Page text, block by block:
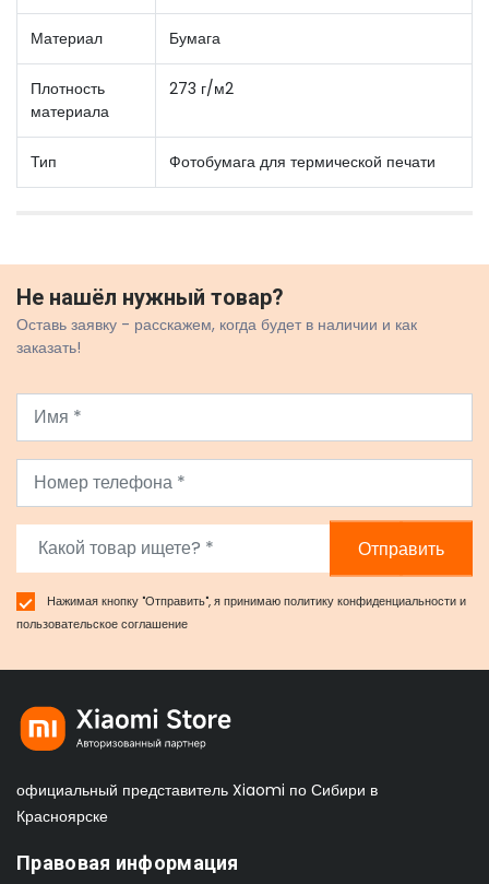
Материал Бумага
Плотность
материала
273 г/м2
Тип Фотобумага для термической печати
Не нашёл нужный товар?
Оставь заявку - расскажем, когда будет в наличии и как
заказать!
Отправить
Нажимая кнопку "Отправить", я принимаюполитику конфиденциальностии
пользовательское соглашение
официальный представитель Xiaomi по Сибири в
Красноярске
Правовая информация